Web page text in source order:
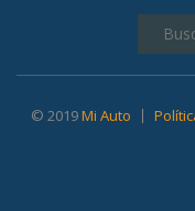
© 2019Mi Auto